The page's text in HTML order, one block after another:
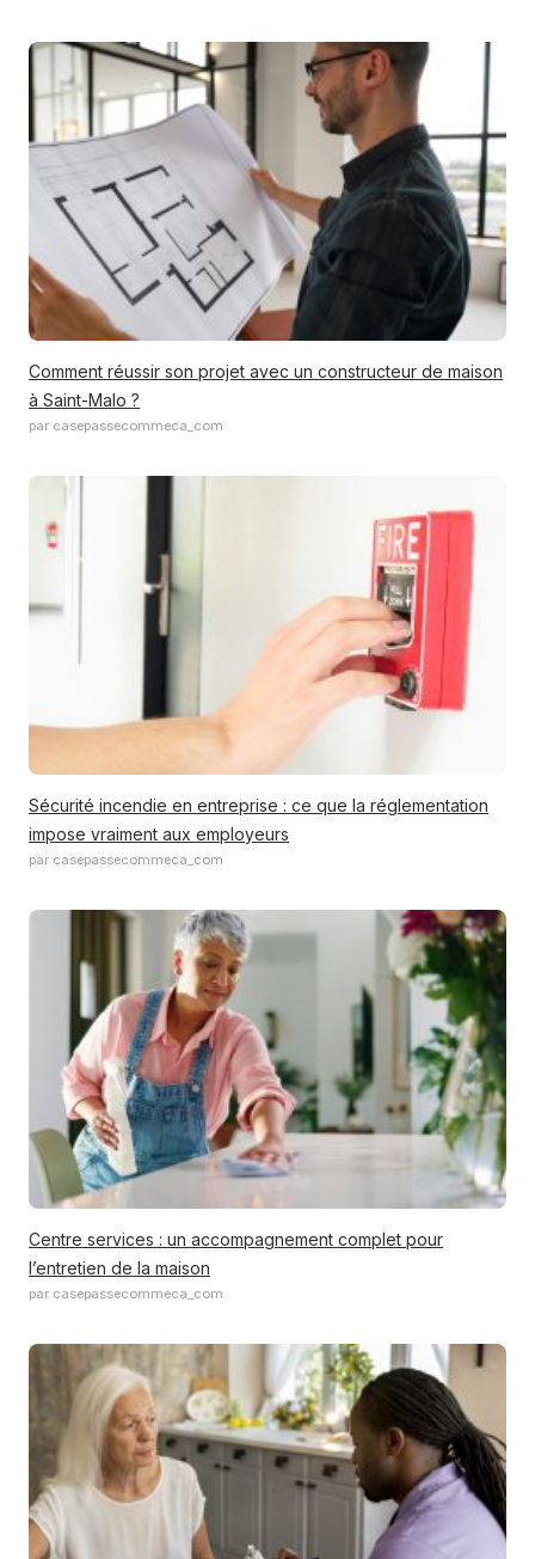
Comment réussir son projet avec un constructeur de maison
à Saint-Malo ?
par casepassecommeca_com
Sécurité incendie en entreprise : ce que la réglementation
impose vraiment aux employeurs
par casepassecommeca_com
Centre services : un accompagnement complet pour
l’entretien de la maison
par casepassecommeca_com